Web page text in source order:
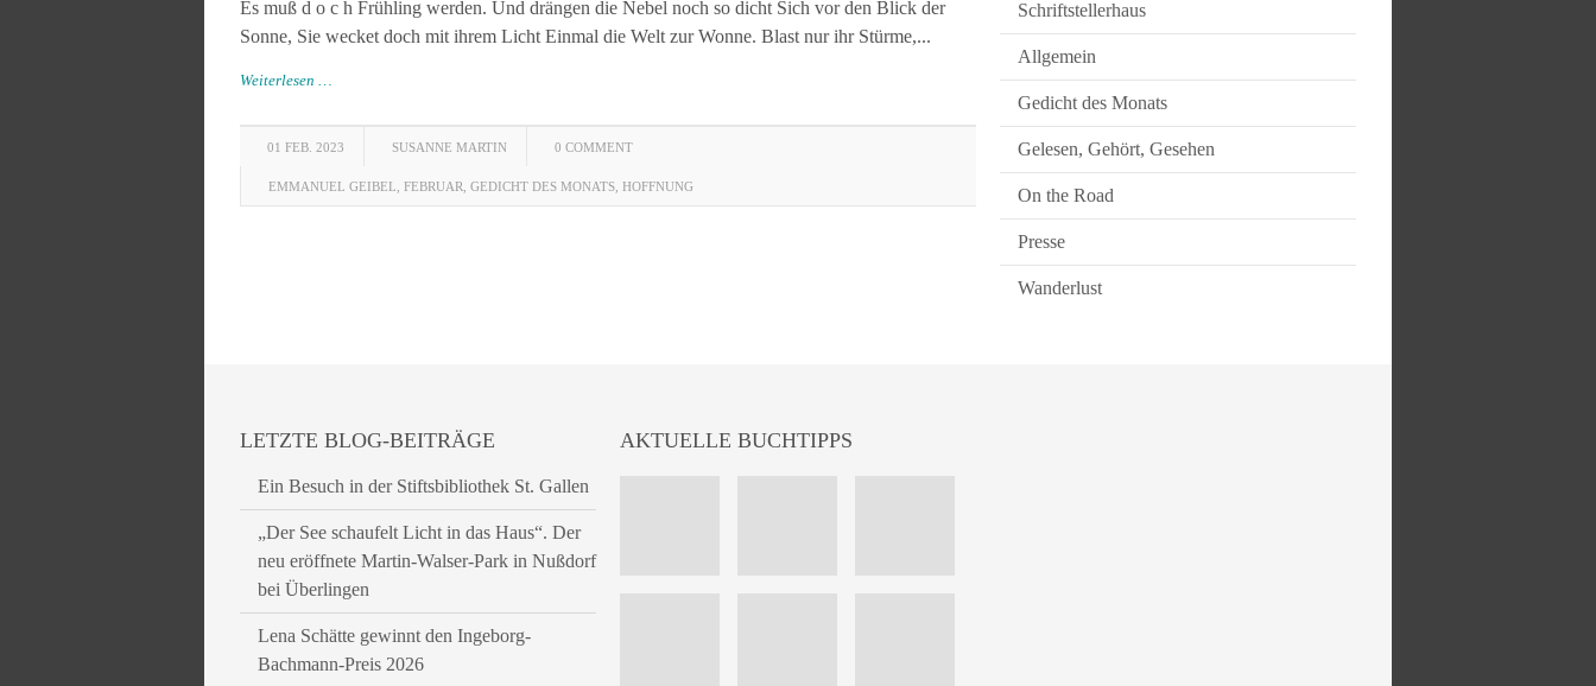
Es muß d o c h Frühling werden. Und drängen die Nebel noch so dicht Sich vor den Blick der
Sonne, Sie wecket doch mit ihrem Licht Einmal die Welt zur Wonne. Blast nur ihr Stürme,...
Weiterlesen …
01 FEB. 2023 SUSANNE MARTIN 0 COMMENT
EMMANUEL GEIBEL FEBRUAR GEDICHT DES MONATS HOFFNUNG
Schriftstellerhaus
Allgemein
Gedicht des Monats
Gelesen, Gehört, Gesehen
On the Road
Presse
Wanderlust
LETZTE BLOG-BEITRÄGE
Ein Besuch in der Stiftsbibliothek St. Gallen
„Der See schaufelt Licht in das Haus“. Der
neu eröffnete Martin-Walser-Park in Nußdorf
bei Überlingen
Lena Schätte gewinnt den Ingeborg-
Bachmann-Preis 2026
AKTUELLE BUCHTIPPS